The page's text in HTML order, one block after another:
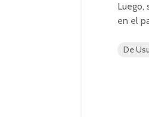
Luego,
en el
De